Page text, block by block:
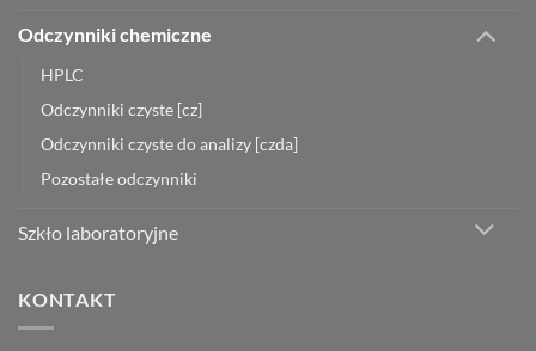
Odczynniki chemiczne
HPLC
Odczynniki czyste [cz]
Odczynniki czyste do analizy [czda]
Pozostałe odczynniki
Szkło laboratoryjne
KONTAKT